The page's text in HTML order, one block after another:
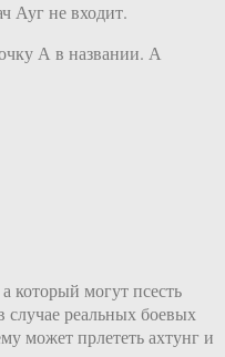
Ауг не входит.
А в названии. А
который могут псесть
случае реальных боевых
может прлететь ахтунг и